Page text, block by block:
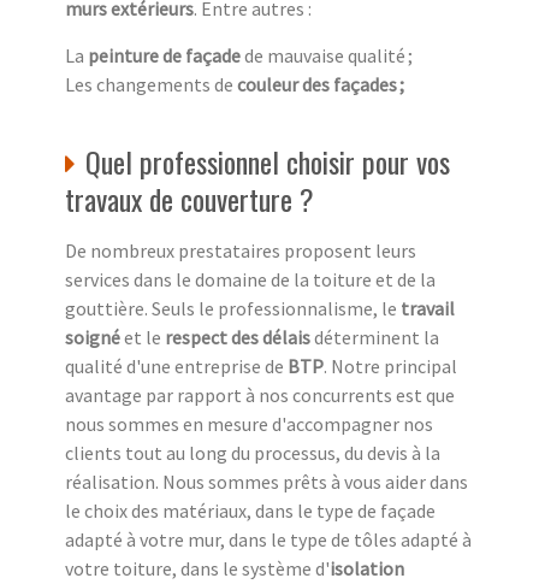
murs extérieurs. Entre autres :
La peinture de façadede mauvaise qualité ;
Les changements de couleur des façades ;
Quel professionnel choisir pour vos
travaux de couverture ?
De nombreux prestataires proposent leurs
services dans le domaine de la toiture et de la
gouttière. Seuls le professionnalisme, le travail
soignéet le respect des délaisdéterminent la
qualité d'une entreprise de BTP. Notre principal
avantage par rapport à nos concurrents est que
nous sommes en mesure d'accompagner nos
clients tout au long du processus, du devis à la
réalisation. Nous sommes prêts à vous aider dans
le choix des matériaux, dans le type de façade
adapté à votre mur, dans le type de tôles adapté à
votre toiture, dans le système d'isolation